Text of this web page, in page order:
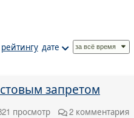
рейтингу дате
запретом
просмотр 2 комментария